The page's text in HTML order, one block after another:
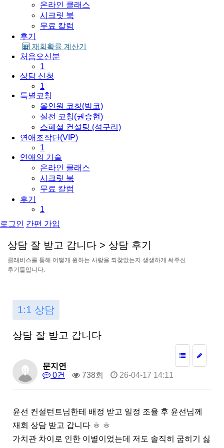
온라인 클래스
시크릿 북
무료 칼럼
후기
재회확률 계산기
처음오신분
1
상담 신청
1
특별코칭
올인원 코칭(박코)
실전 코칭(권승현)
스페셜 컨설팅 (석구리)
연애조작단(VIP)
1
연애의 기술
온라인 클래스
시크릿 북
무료 칼럼
후기
1
로그인 간편 가입
상담 잘 받고 갑니 다 > 상담 후기
클래 비 스를 통해 어 떻게 원하는 사랑을 되 찾았는지 생생하게 써 주신
후기 들입 니 다.
1:1 상담
상담 잘 받고 갑니다
문지연
0건
738회 26-04-17 14:11
윤선 컨설턴트님한테 배정 받고 일정 조율 후 윤선님께
재회 상담 받고 갑니다 ㅎ ㅎ
가치관 차이로 인한 이별이었는데 저도 솔직히 굽히기 싫